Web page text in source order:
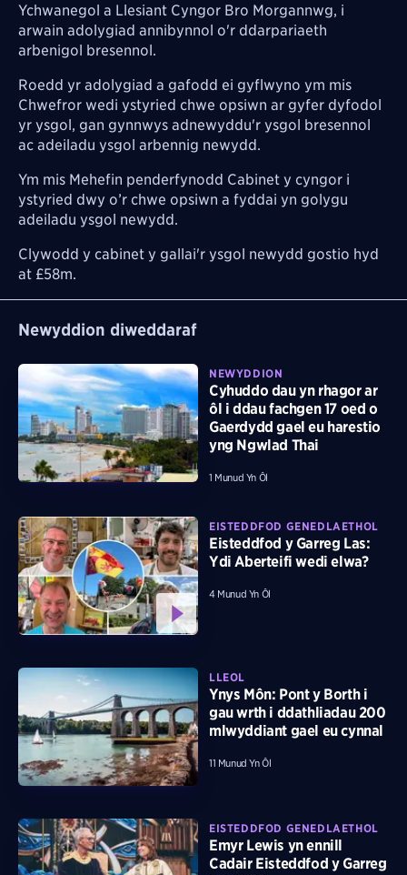
Ychwanegol a Llesiant Cyngor Bro Morgannwg, i
arwain adolygiad annibynnol o'r ddarpariaeth
arbenigol bresennol.
Roedd yr adolygiad a gafodd ei gyflwyno ym mis
Chwefror wedi ystyried chwe opsiwn ar gyfer dyfodol
yr ysgol, gan gynnwys adnewyddu'r ysgol bresennol
ac adeiladu ysgol arbennig newydd.
Ym mis Mehefin penderfynodd Cabinet y cyngor i
ystyried dwy o’r chwe opsiwn a fyddai yn golygu
adeiladu ysgol newydd.
Clywodd y cabinet y gallai'r ysgol newydd gostio hyd
at £58m.
Newyddion diweddaraf
NEWYDDION
Cyhuddo dau yn rhagor ar
ôl i ddau fachgen 17 oed o
Gaerdydd gael eu harestio
yng Ngwlad Thai
1 Munud Yn Ôl
EISTEDDFOD GENEDLAETHOL
Eisteddfod y Garreg Las:
Ydi Aberteifi wedi elwa?
4 Munud Yn Ôl
LLEOL
Ynys Môn: Pont y Borth i
gau wrth i ddathliadau 200
mlwyddiant gael eu cynnal
11 Munud Yn Ôl
EISTEDDFOD GENEDLAETHOL
Emyr Lewis yn ennill
Cadair Eisteddfod y Garreg